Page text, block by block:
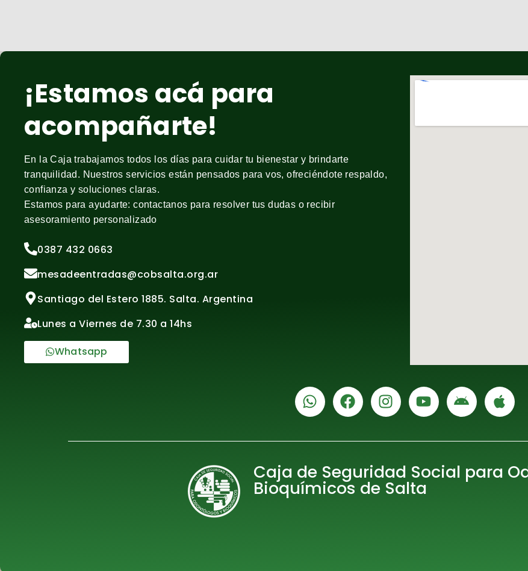
¡Estamos acá para
acompañarte!
En la Caja trabajamos todos los días para cuidar tu bienestar y brindarte
tranquilidad. Nuestros servicios están pensados para vos, ofreciéndote respaldo,
confianza y soluciones claras.
Estamos para ayudarte: contactanos para resolver tus dudas o recibir
asesoramiento personalizado
0387 432 0663
mesadeentradas@cobsalta.org.ar
Santiago del Estero 1885. Salta. Argentina
Lunes a Viernes de 7.30 a 14hs
Whatsapp
Caja de Seguridad Social para
Bioquímicos de Salta